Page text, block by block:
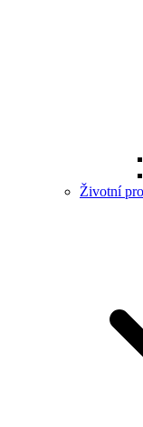
Životní